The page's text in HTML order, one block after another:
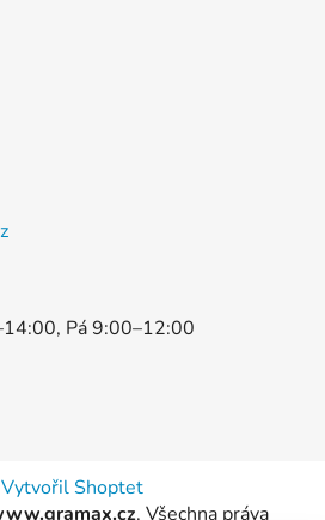
Pá 9:00–12:00
Vytvořil Shoptet
. Všechna práva